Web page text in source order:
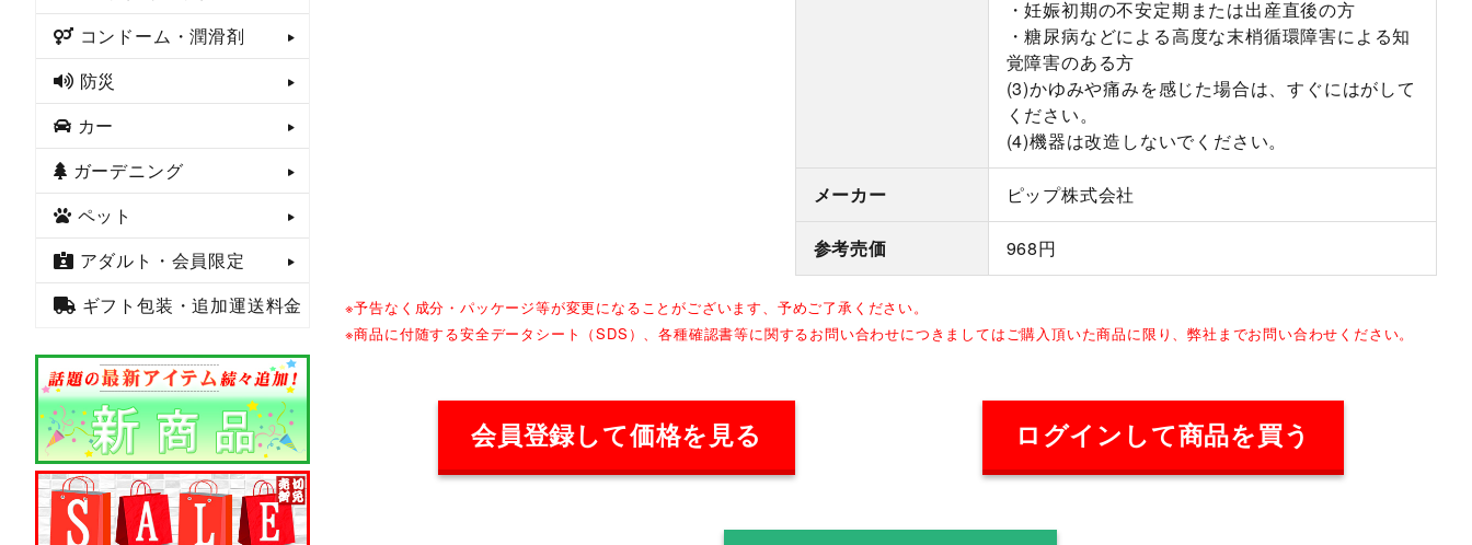
・妊娠初期の不安定期または出産直後の方
・糖尿病などによる高度な末梢循環障害による知
覚障害のある方
(3)かゆみや痛みを感じた場合は、すぐにはがして
ください。
(4)機器は改造しないでください。
メーカー ピップ株式会社
参考売価 968円
※予告なく成分・パッケージ等が変更になることがございます、予めご了承ください。
※商品に付随する安全データシート（SDS）、各種確認書等に関するお問い合わせにつきましてはご購入頂いた商品に限り、弊社までお問い合わせください。
会員登録して価格を見る ログインして商品を買う
コンドーム・潤滑剤
防災
カー
ガーデニング
ペット
アダルト・会員限定
ギフト包装・追加運送料金